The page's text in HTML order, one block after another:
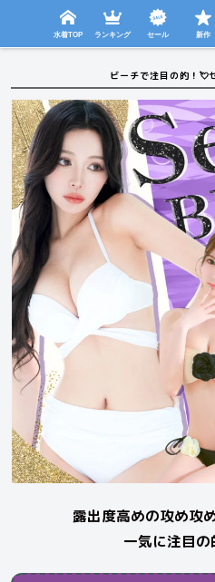
水着TOP ランキング セール 新作
ビーチで注目の的！💘
露出度高めの攻め攻
一気に注目